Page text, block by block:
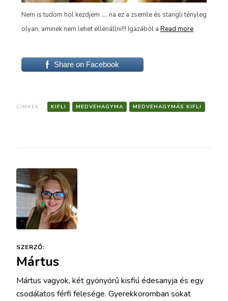
Nem is tudom hol kezdjem .... na ez a zsemle és stangli tényleg
olyan, aminek nem lehet ellenállni!!! Igazából a Read more
Share on Facebook
CÍMKÉK: KIFLI MEDVEHAGYMA MEDVEHAGYMÁS KIFLI
SZERZŐ:
Mártus
Mártus vagyok, két gyönyörű kisfiú édesanyja és egy
csodálatos férfi felesége. Gyerekkoromban sokat